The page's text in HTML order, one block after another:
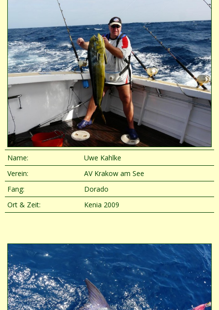
Name:
Uwe Kahlke
Verein:
AV Krakow am See
Fang:
Dorado
Ort & Zeit:
Kenia 2009